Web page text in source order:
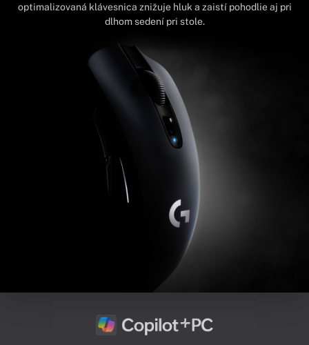
optimalizovaná klávesnica znižuje hluk a zaistí pohodlie aj pri
dlhom sedení pri stole.